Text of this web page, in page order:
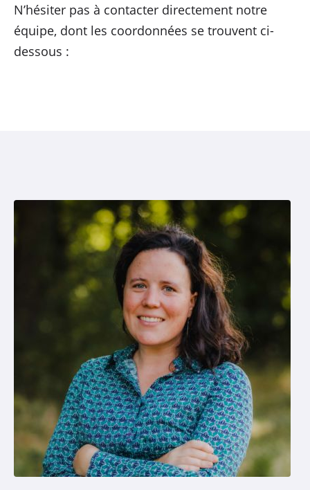
N’hésiter pas à contacter directement notre
équipe, dont les coordonnées se trouvent ci-
dessous :